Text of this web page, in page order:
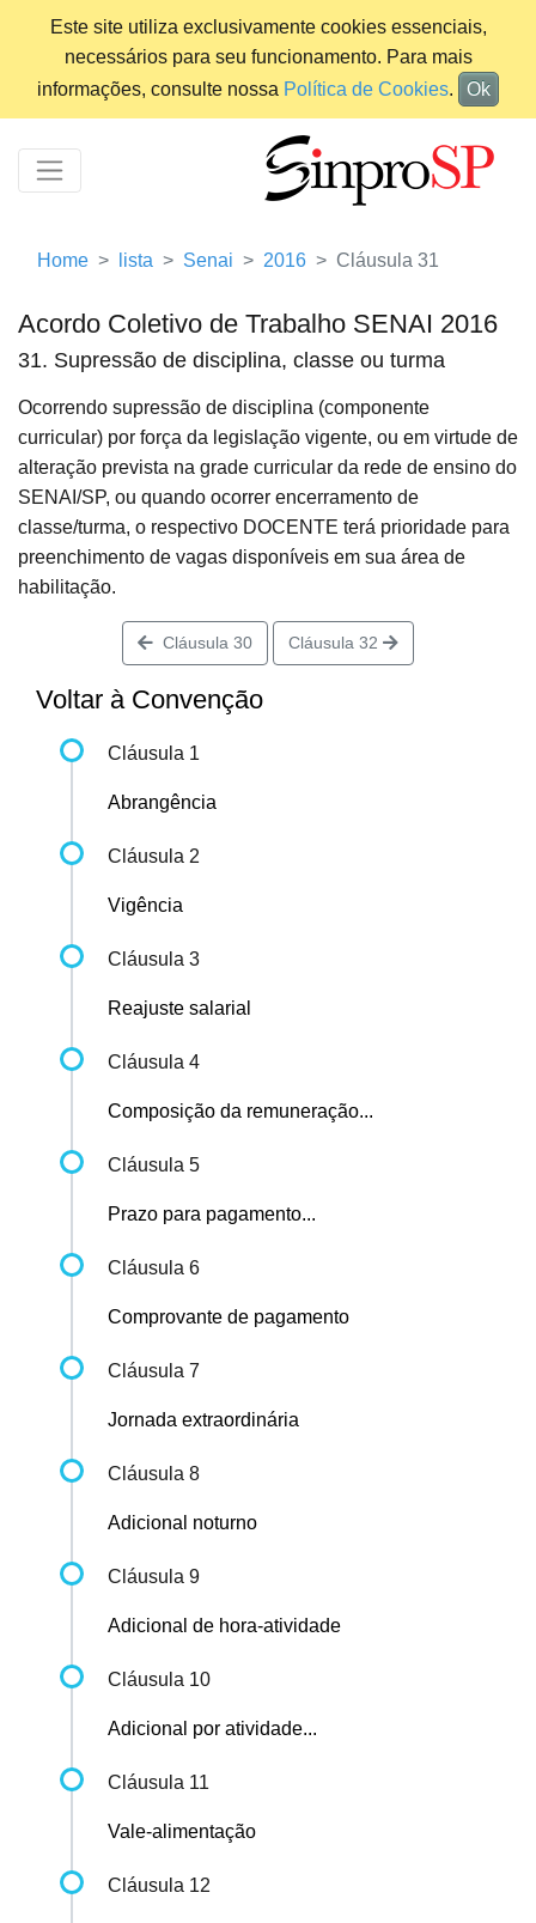
Este site utiliza exclusivamente cookies essenciais,
necessários para seu funcionamento. Para mais
informações, consulte nossa Política de Cookies. Ok
Home lista Senai 2016 Cláusula 31
Acordo Coletivo de Trabalho SENAI 2016
31. Supressão de disciplina, classe ou turma
Ocorrendo supressão de disciplina (componente
curricular) por força da legislação vigente, ou em virtude de
alteração prevista na grade curricular da rede de ensino do
SENAI/SP, ou quando ocorrer encerramento de
classe/turma, o respectivo DOCENTE terá prioridade para
preenchimento de vagas disponíveis em sua área de
habilitação.
Cláusula 30 Cláusula 32
Voltar à Convenção
Cláusula 1
Abrangência
Cláusula 2
Vigência
Cláusula 3
Reajuste salarial
Cláusula 4
Composição da remuneração...
Cláusula 5
Prazo para pagamento...
Cláusula 6
Comprovante de pagamento
Cláusula 7
Jornada extraordinária
Cláusula 8
Adicional noturno
Cláusula 9
Adicional de hora-atividade
Cláusula 10
Adicional por atividade...
Cláusula 11
Vale-alimentação
Cláusula 12